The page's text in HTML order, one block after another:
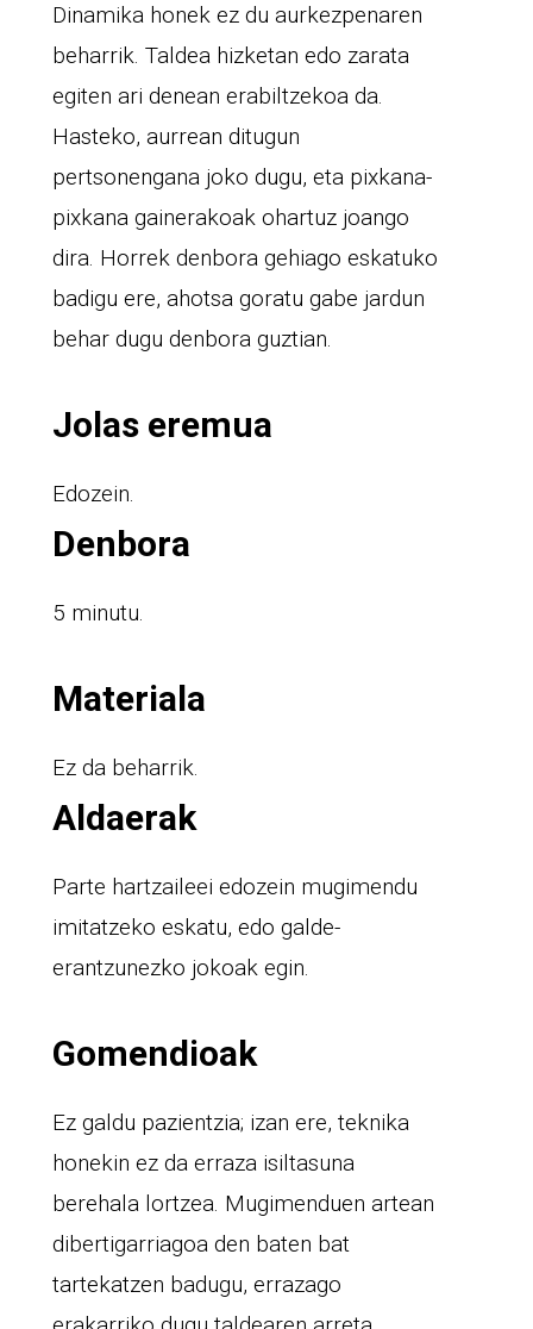
Dinamika honek ez du aurkezpenaren
beharrik. Taldea hizketan edo zarata
egiten ari denean erabiltzekoa da.
Hasteko, aurrean ditugun
pertsonengana joko dugu, eta pixkana-
pixkana gainerakoak ohartuz joango
dira. Horrek denbora gehiago eskatuko
badigu ere, ahotsa goratu gabe jardun
behar dugu denbora guztian.
Jolas eremua
Edozein.
Denbora
5 minutu.
Materiala
Ez da beharrik.
Aldaerak
Parte hartzaileei edozein mugimendu
imitatzeko eskatu, edo galde-
erantzunezko jokoak egin.
Gomendioak
Ez galdu pazientzia; izan ere, teknika
honekin ez da erraza isiltasuna
berehala lortzea. Mugimenduen artean
dibertigarriagoa den baten bat
tartekatzen badugu, errazago